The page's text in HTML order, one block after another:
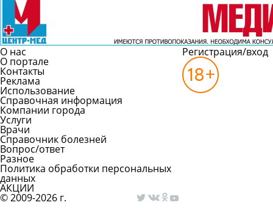
О нас
О портале
Контакты
Реклама
Использование
Справочная информация
Компании города
Услуги
Врачи
Справочник болезней
Вопрос/ответ
Разное
Политика обработки персональных
данных
АКЦИИ
Регистрация/вход
© 2009-2026 г.